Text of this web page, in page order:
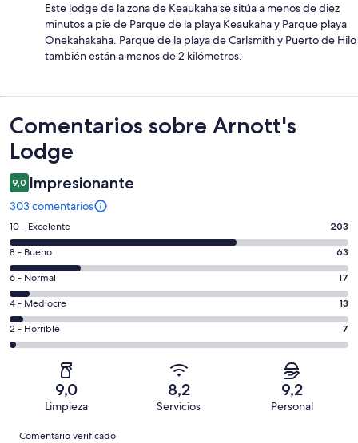
Este lodge de la zona de Keaukaha se sitúa a menos de diez
minutos a pie de Parque de la playa Keaukaha y Parque playa
Onekahakaha. Parque de la playa de Carlsmith y Puerto de Hilo
también están a menos de 2 kilómetros.
Comentarios
Comentarios sobre Arnott's
Lodge
9,0 Impresionante
303 comentarios
203
comentarios
de
un
total
de
303
con
puntuación
10 - Excelente 203
63
comentarios
de
un
total
de
puntuación
8 - Bueno 63
17
comentarios
de
un
total
puntuación
6 - Normal 17
13
comentarios
de
una
4 - Mediocre 13
7
comentarios
303
2 - Horrible 7
9,0
Limpieza
8,2
Servicios
9,2
Personal
Comentarios
Comentario verificado